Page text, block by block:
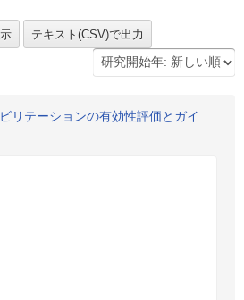
リテーションの有効性評価とガイ